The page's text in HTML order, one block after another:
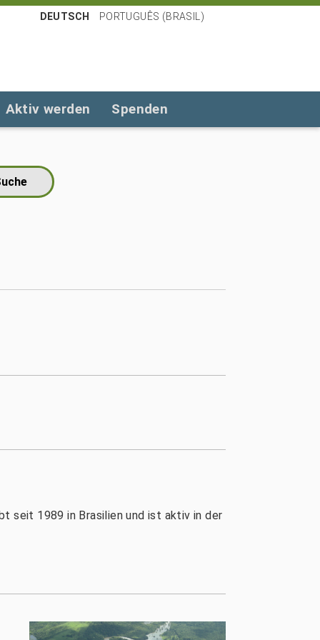
DEUTSCH PORTUGUÊS (BRASIL)
Aktiv werden Spenden
seit 1989 in Brasilien und ist aktiv in der